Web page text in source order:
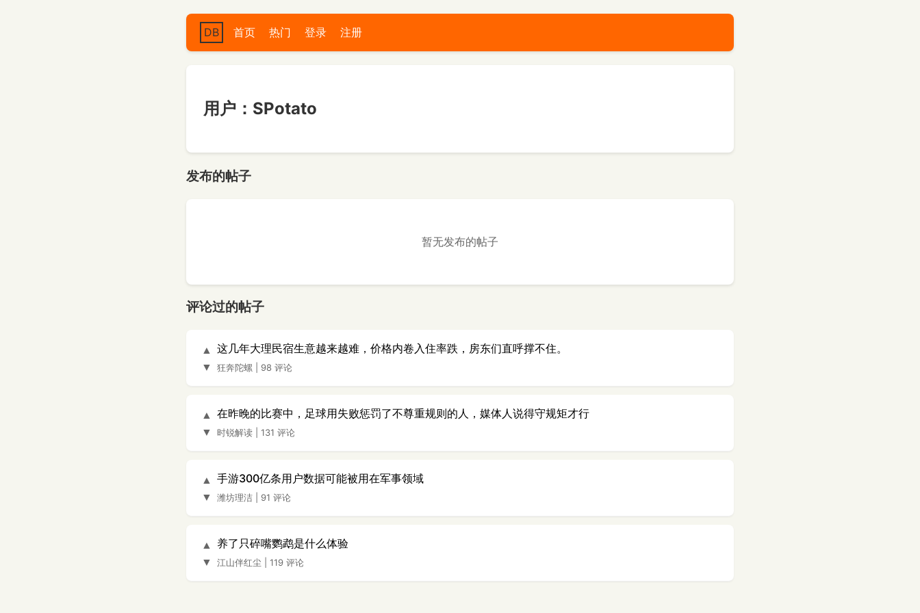
DB 首页 热门 登录 注册
用户：SPotato
发布的帖子
暂无发布的帖子
评论过的帖子
▲
▼
这几年大理民宿生意越来越难，价格内卷入住率跌，房东们直呼撑不住。
狂奔陀螺 98 评论
▲
▼
在昨晚的比赛中，足球用失败惩罚了不尊重规则的人，媒体人说得守规矩才行
时锐解读 131 评论
▲
▼
手游300亿条用户数据可能被用在军事领域
潍坊理洁 91 评论
▲
▼
养了只碎嘴鹦鹉是什么体验
江山伴红尘 119 评论